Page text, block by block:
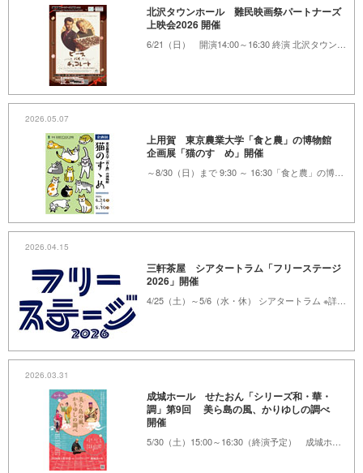
北沢タウンホール 難民映画祭パートナーズ
上映会2026 開催
2026.05.07
上用賀 東京農業大学「食と農」の博物館
企画展「猫のすゝめ」開催
2026.04.15
三軒茶屋 シアタートラム「フリーステージ
2026」開催
2026.03.31
成城ホール せたおん「シリーズ和・華・
調」第9回 美ら島の風、かりゆしの調べ
開催